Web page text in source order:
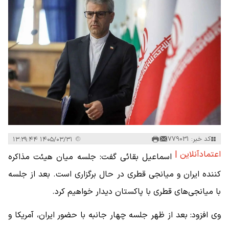
کد خبر: 779031
اعتمادآنلاین | اسماعیل بقائی گفت: جلسه میان هیئت مذاکره
کننده ایران و میانجی قطری در حال برگزاری است. بعد از جلسه
با میانجی‌های قطری با پاکستان دیدار خواهیم کرد.
وی افزود: بعد از ظهر جلسه چهار جانبه با حضور ایران، آمریکا و